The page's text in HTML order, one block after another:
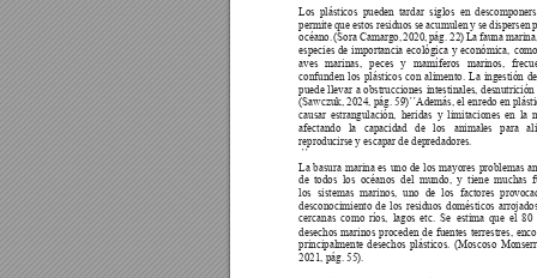
Los plásticos pueden tardar siglos en
permite que estos residuos se acumulen y se dispersen
océano. (Sora Camargo, 2020, pág. 22) La fauna
especies de importancia ecológica y económica,
aves marinas, peces y mamíferos marinos,
confunden los plásticos con alimento. La ingestión
puede llevar a obstrucciones intestinales,
(Sawczuk, 2024, pág. 59)´´Además, el enredo en
causar estrangulación, heridas y limitaciones en la
afectando la capacidad de los animales para
reproducirse y escapar de depredadores.
´´
La basura marina es uno de los mayores problemas
de todos los océanos del mundo, y tiene muchas
los sistemas marinos, uno de los factores
desconocimiento de los residuos domésticos
cercanas como ríos, lagos etc. Se estima que el 80
desechos marinos proceden de fuentes terrestres,
principalmente desechos plásticos. (Moscoso
2021, pág. 55).